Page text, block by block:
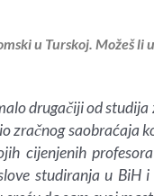
u Turskoj. Možeš
drugačiji od
zračnog saobraćaja
cijenjenih
studiranja u BiH